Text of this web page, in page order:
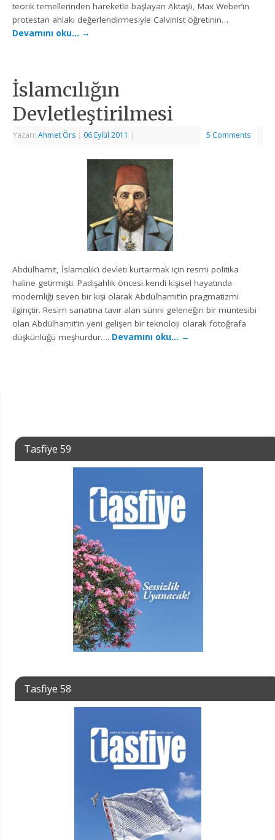
teorik temellerinden hareketle başlayan Aktaşlı, Max Weber’in
protestan ahlakı değerlendirmesiyle Calvinist öğretinin…
Devamını oku… →
İslamcılığın
Devletleştirilmesi
Yazarı:Ahmet Örs | 06 Eylül 2011 | 5 Comments
Abdülhamit, İslamcılık’ı devleti kurtarmak için resmi politika
haline getirmişti. Padişahlık öncesi kendi kişisel hayatında
modernliği seven bir kişi olarak Abdülhamit’in pragmatizmi
ilginçtir. Resim sanatına tavır alan sünni geleneğin bir müntesibi
olan Abdülhamit’in yeni gelişen bir teknoloji olarak fotoğrafa
düşkünlüğü meşhurdur…. Devamını oku… →
Tasfiye 59
Tasfiye 58